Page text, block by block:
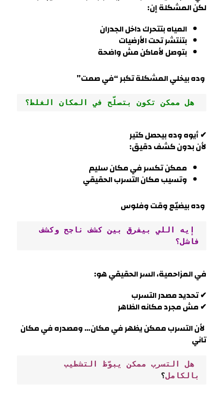
لكن المشكلة إن:
المياه بتتحرك داخل الجدران
بتنتشر تحت الأرضيات
بتوصل لأماكن مش واضحة
وده بيخلي المشكلة تكبر “في صمت”
هل ممكن تكون بتصلّح في المكان الغلط؟
✔ أيوه وده بيحصل كتير
لأن بدون كشف دقيق:
ممكن تكسر في مكان سليم
وتسيب مكان التسرب الحقيقي
وده بيضيّع وقت وفلوس
إيه اللي بيفرق بين كشف ناجح وكشف
فاشل؟
فيالمزاحمية، السر الحقيقي هو:
✔ تحديد مصدر التسرب
✔ مش مجرد مكانه الظاهر
لأن التسرب ممكن يظهر في مكان… ومصدره في مكان
تاني
بالكامل؟